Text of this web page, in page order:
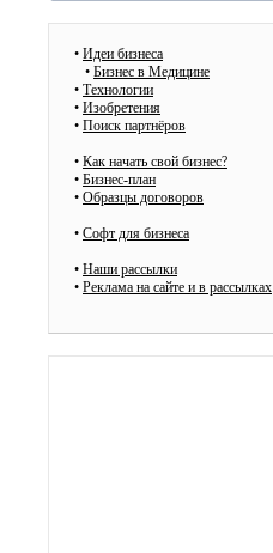
• Идеи бизнеса
• Бизнес в Медицине
• Технологии
• Изобретения
• Поиск партнёров
• Как начать свой бизнес?
• Бизнес-план
• Образцы договоров
• Cофт для бизнеса
• Наши рассылки
• Реклама на сайте и в рассылках